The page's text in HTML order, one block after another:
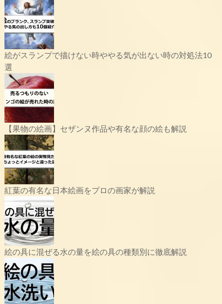
絵がスランプで描けない時ややる気が出ない時の対処法10
選
【果物の絵画】セザンヌ作品や有名な顔の絵も解説
紅葉の有名な日本絵画をプロの画家が解説
絵の具に混ぜる水の量を絵の具の種類別に徹底解説